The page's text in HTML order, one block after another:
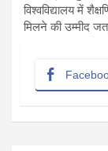
विश्वविद्यालय में
मिलने की उम्मीद